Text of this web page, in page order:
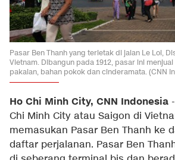
Pasar Ben Thanh yang terletak di jalan Le Loi,
Vietnam. Dibangun pada 1912, pasar ini
pakaian, bahan pokok dan cinderamata. (CNN
Ho Chi Minh City, CNN Indonesia
Chi Minh City atau Saigon di
memasukan Pasar Ben Thanh ke
daftar perjalanan. Pasar Ben